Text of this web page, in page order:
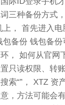
三种备份方式
， 首先进入
备份 钱包备
， 如何从官网
只读权限、转
索“”， XTZ 资产
，方法可能会